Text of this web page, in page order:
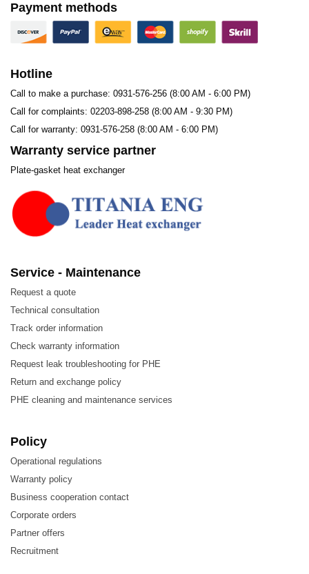
Các vật liệu được sử dụng trong sản xuất Plate – Tấm
trao đổi nhiệt, bao gồm:
Stainless steel (SUS304, SUS316L)
SM0254, SLX904
Titanium, Titanium-Paladium
Đặc điểm của Sondex S152 CLIP-GLUE/ S21
SONDERLOCK/ S22 SONDERLOCK/ S35
Hiệu suất trao đổi nhiệt cao – chi phí vận hành thấp
Công suất tùy biến – diện tích truyền nhiệt có thể
Payment methods
Hotline
Call to make a purchase: 0931-576-256 (8:00 AM - 6:00 PM)
Call for complaints: 02203-898-258 (8:00 AM - 9:30 PM)
Call for warranty: 0931-576-258 (8:00 AM - 6:00 PM)
Warranty service partner
Plate-gasket heat exchanger
Service - Maintenance
Request a quote
Technical consultation
Track order information
Check warranty information
Request leak troubleshooting for PHE
Return and exchange policy
PHE cleaning and maintenance services
Policy
Operational regulations
Warranty policy
Business cooperation contact
Corporate orders
Partner offers
Recruitment